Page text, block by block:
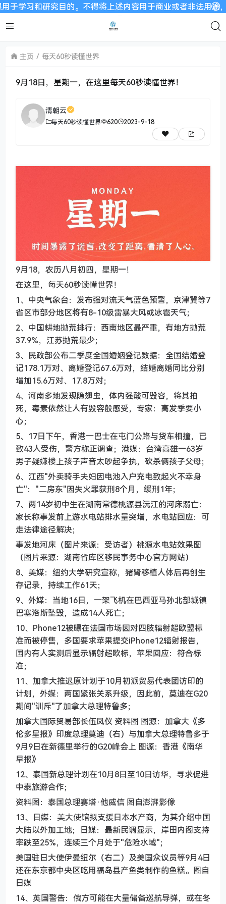
习和研究目的。不得将上述内容用于商业或者非法用途，
主页 每天60秒读懂世界
9月18日，星期一，在这里每天60秒读懂世界！
清朝云
每天60秒读懂世界 620 2023-9-18
9月18，农历八月初四，星期一！
在这里，每天60秒读懂世界！
1、中央气象台：发布强对流天气蓝色预警，京津冀等7
省区市部分地区将有8-10级雷暴大风或冰雹天气；
2、中国耕地抛荒排行：西南地区最严重，有地方抛荒
37.9%，江苏抛荒最少；
3、民政部公布二季度全国婚姻登记数据：全国结婚登
记178.1万对、离婚登记67.6万对，结婚离婚同比分别
增加15.6万对、17.8万对；
4、河南多地发现隐翅虫，体内强酸可毁容，将其拍
死，毒素依然让人有毁容般感受，专家：高发季要小
心；
5、17日下午，香港一巴士在屯门公路与货车相撞，已
致43人受伤，警方称正调查；港媒：台湾高雄一63岁
男子疑嫌楼上孩子声音太吵起争执，砍杀俩孩子父母；
6、江西"外卖骑手夫妇因电池入户充电致起火不幸身
亡"："二房东"因失火罪获刑8个月，缓刑1年；
7、两14岁初中生在湖南常德桃源县沅江的河床溺亡：
家长称事发前上游水电站排水量突增，水电站回应：可
走法律途径解决；
事发地河床（图片来源：受访者）桃源水电站效果图
（图片来源：湖南省库区移民事务中心官方网站）
8、美媒：纽约大学研究宣称，猪肾移植人体后再创生
存记录，持续工作61天；
9、外媒：当地16日，一架飞机在巴西亚马孙北部城镇
巴塞洛斯坠毁，造成14人死亡；
10、Phone12被曝在法国市场因对四肢辐射超欧盟标
准而被停售，多国要求苹果提交iPhone12辐射报告，
国内有人实测后显示辐射超欧标，苹果回应：符合标
准；
11、加拿大推迟原计划于10月初派贸易代表团访印的
计划，外媒：两国紧张关系升级，因此前，莫迪在G20
期间"训斥"了加拿大总理特鲁多；
加拿大国际贸易部长伍凤仪 资料图 图源：加拿大《多
伦多星报》印度总理莫迪（右）与加拿大总理特鲁多于
9月9日在新德里举行的G20峰会上 图源：香港《南华
早报》
12、泰国新总理计划在10月8日至10日访华，寻求促进
中泰旅游合作；
资料图：泰国总理赛塔·他威信 图自澎湃影像
13、日媒：美大使馆拟支援日本水产商，为其介绍中国
大陆以外加工地；日媒：最新民调显示，岸田内阁支持
率跌至25%，连续三个月处于"危险水域"；
美国驻日大使伊曼纽尔（右二）及美国众议员等9月4日
还在东京都中央区吃用福岛县产鱼类制作的鱼糕。图自
日媒
14、英国警告：俄方可能在大量储备巡航导弹，或在冬